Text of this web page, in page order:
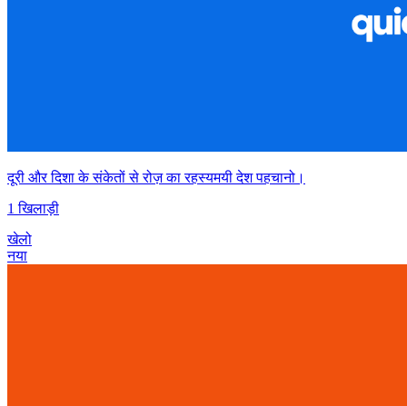
दूरी और दिशा के संकेतों से रोज़ का रहस्यमयी देश पहचानो।
1 खिलाड़ी
खेलो
नया